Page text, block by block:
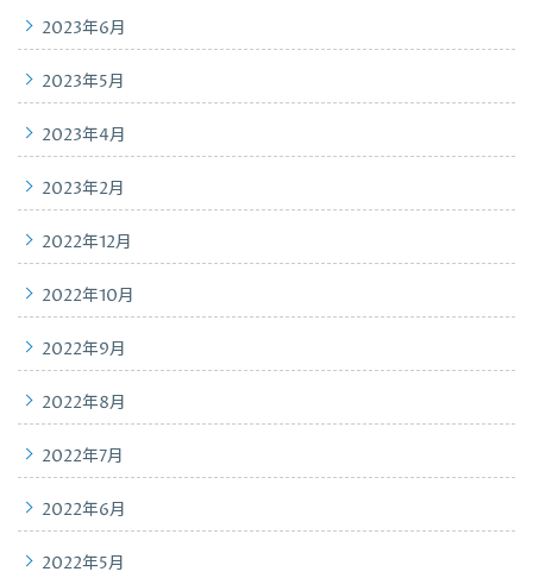
2023年6月
2023年5月
2023年4月
2023年2月
2022年12月
2022年10月
2022年9月
2022年8月
2022年7月
2022年6月
2022年5月